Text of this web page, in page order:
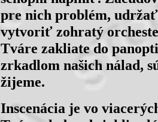
pre nich problém,
vytvoriť zohratý
Tváre zakliate do
zrkadlom našich nálad,
žijeme.
Inscenácia je vo